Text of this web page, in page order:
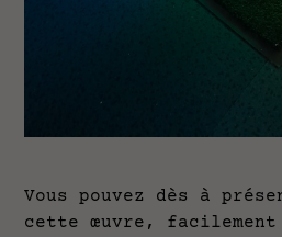
Vous pouvez dès à
cette œuvre,